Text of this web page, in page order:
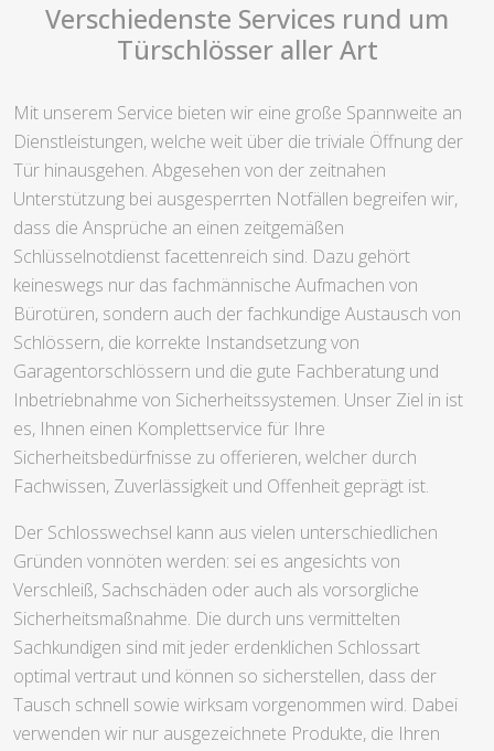
Verschiedenste Services rund um
Türschlösser aller Art
Mit unserem Service bieten wir eine große Spannweite an
Dienstleistungen, welche weit über die triviale Öffnung der
Tür hinausgehen. Abgesehen von der zeitnahen
Unterstützung bei ausgesperrten Notfällen begreifen wir,
dass die Ansprüche an einen zeitgemäßen
Schlüsselnotdienst facettenreich sind. Dazu gehört
keineswegs nur das fachmännische Aufmachen von
Bürotüren, sondern auch der fachkundige Austausch von
Schlössern, die korrekte Instandsetzung von
Garagentorschlössern und die gute Fachberatung und
Inbetriebnahme von Sicherheitssystemen. Unser Ziel in ist
es, Ihnen einen Komplettservice für Ihre
Sicherheitsbedürfnisse zu offerieren, welcher durch
Fachwissen, Zuverlässigkeit und Offenheit geprägt ist.
Der Schlosswechsel kann aus vielen unterschiedlichen
Gründen vonnöten werden: sei es angesichts von
Verschleiß, Sachschäden oder auch als vorsorgliche
Sicherheitsmaßnahme. Die durch uns vermittelten
Sachkundigen sind mit jeder erdenklichen Schlossart
optimal vertraut und können so sicherstellen, dass der
Tausch schnell sowie wirksam vorgenommen wird. Dabei
verwenden wir nur ausgezeichnete Produkte, die Ihren